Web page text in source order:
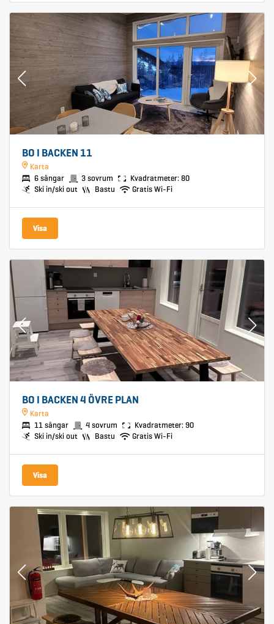
BO I BACKEN 11
Karta
6 sängar 3 sovrum
Kvadratmeter: 80
Ski in/ski out
Bastu Gratis Wi-Fi
Visa
BO I BACKEN 4 ÖVRE PLAN
Karta
11 sängar 4 sovrum
Kvadratmeter: 90
Ski in/ski out
Bastu Gratis Wi-Fi
Visa